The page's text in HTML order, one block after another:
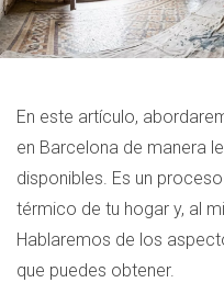
En este artículo,
en Barcelona de manera
disponibles. Es un
térmico de tu hogar y, al
Hablaremos de los
que puedes obtener.